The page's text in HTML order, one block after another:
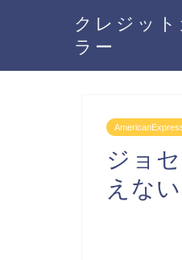
クレジッ
ラー
ジョ
えな